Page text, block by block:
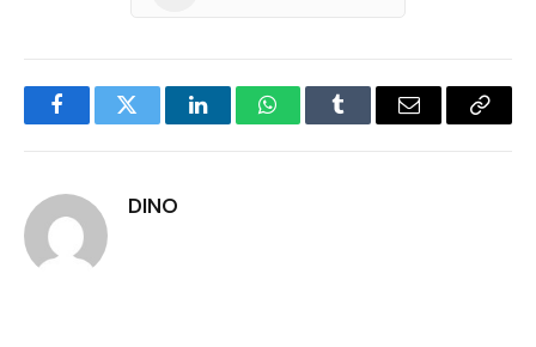
FacebookTwitter LinkedInWhatsAppTumblr E-
Copiar
DINO